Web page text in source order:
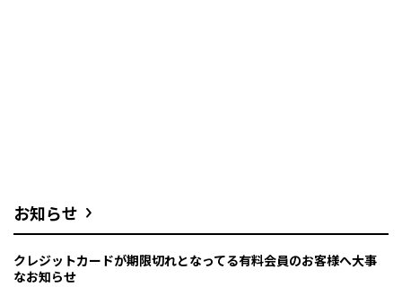
お知らせ
クレジットカードが期限切れとなってる有料会員のお客様へ大事
なお知らせ